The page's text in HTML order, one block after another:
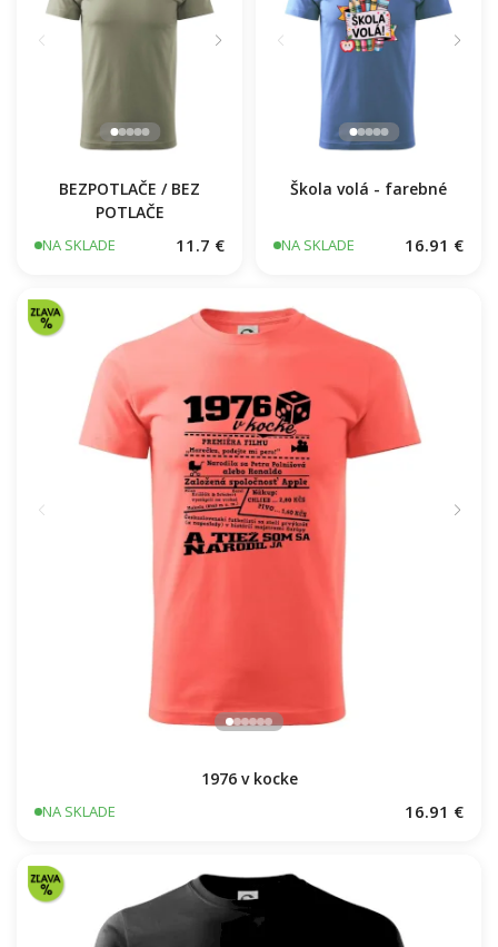
BEZPOTLAČE / BEZ
POTLAČE
NA SKLADE 11.7 €
Škola volá - farebné
NA SKLADE 16.91 €
1976 v kocke
NA SKLADE 16.91 €